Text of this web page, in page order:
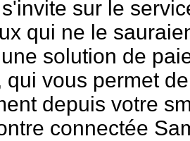
sur le
qui ne le
solution de
qui vous permet
depuis votre
connectée